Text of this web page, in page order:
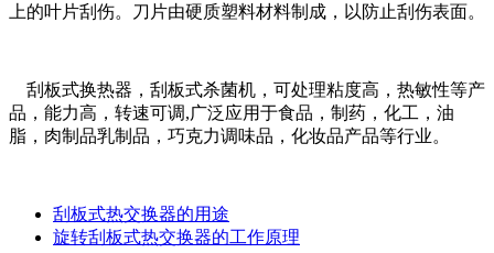
上的叶片刮伤。刀片由硬质塑料材料制成，以防止刮伤表面。
刮板式换热器，刮板式杀菌机，可处理粘度高，热敏性等产
品，能力高，转速可调,广泛应用于食品，制药，化工，油
脂，肉制品乳制品，巧克力调味品，化妆品产品等行业。
刮板式热交换器的用途
旋转刮板式热交换器的工作原理